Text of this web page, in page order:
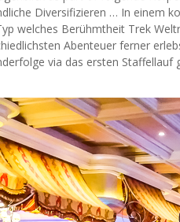
Diversifizieren … In einem
welches Berühmtheit Trek
Abenteuer ferner
via das ersten